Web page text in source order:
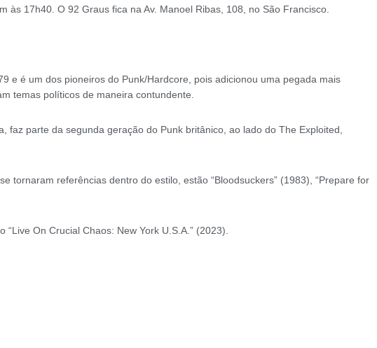
às 17h40. O 92 Graus fica na Av. Manoel Ribas, 108, no São Francisco.
e é um dos pioneiros do Punk/Hardcore, pois adicionou uma pegada mais
temas políticos de maneira contundente.
faz parte da segunda geração do Punk britânico, ao lado do The Exploited,
tornaram referências dentro do estilo, estão “Bloodsuckers” (1983), “Prepare for
On Crucial Chaos: New York U.S.A.” (2023).